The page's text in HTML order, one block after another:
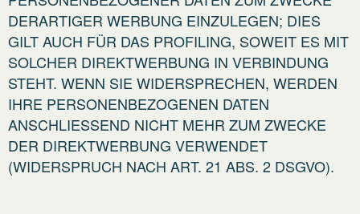
DERARTIGER WERBUNG EINZULEGEN; DIES
GILT AUCH FÜR DAS PROFILING, SOWEIT ES MIT
SOLCHER DIREKTWERBUNG IN VERBINDUNG
STEHT. WENN SIE WIDERSPRECHEN, WERDEN
IHRE PERSONENBEZOGENEN DATEN
ANSCHLIESSEND NICHT MEHR ZUM ZWECKE
DER DIREKTWERBUNG VERWENDET
(WIDERSPRUCH NACH ART. 21 ABS. 2 DSGVO).